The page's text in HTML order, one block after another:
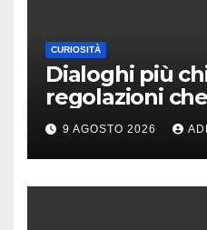
CURIOSITÀ
Dialoghi più
regolazioni
differenza
9 AGOSTO 2026